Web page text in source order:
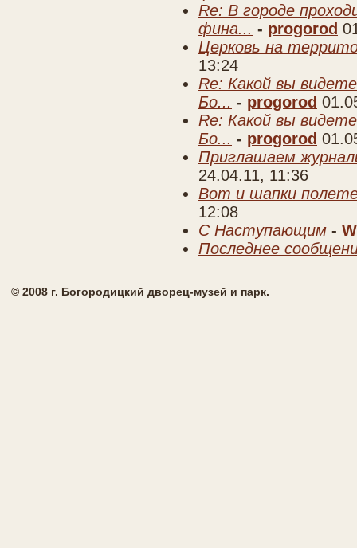
Re: В городе
фина... - progorod
Церковь на
13:24
Re: Какой вы
Бо... - progorod
Re: Какой вы
Бо... - progorod
Приглашаем
24.04.11, 11:36
Вот и шапки
12:08
C Наступающим -
Последнее
© 2008 г. Богородицкий дворец-музей и парк.